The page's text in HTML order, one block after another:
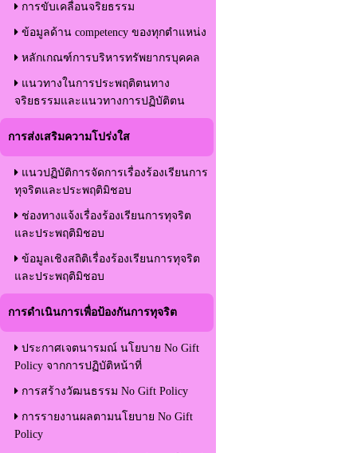
การขับเคลื่อนจริยธรรม
ข้อมูลด้าน competency ของทุกตำแหน่ง
หลักเกณฑ์การบริหารทรัพยากรบุคคล
แนวทางในการประพฤติตนทาง
จริยธรรมและแนวทางการปฏิบัติตน
การส่งเสริมความโปร่งใส
แนวปฏิบัติการจัดการเรื่องร้องเรียนการ
ทุจริตและประพฤติมิชอบ
ช่องทางแจ้งเรื่องร้องเรียนการทุจริต
และประพฤติมิชอบ
ข้อมูลเชิงสถิติเรื่องร้องเรียนการทุจริต
และประพฤติมิชอบ
การดำเนินการเพื่อป้องกันการทุจริต
ประกาศเจตนารมณ์ นโยบาย No Gift
Policy จากการปฏิบัติหน้าที่
การสร้างวัฒนธรรม No Gift Policy
การรายงานผลตามนโยบาย No Gift
Policy